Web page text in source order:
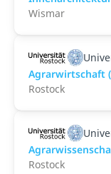
Wismar
Agrarwirtschaft
Rostock
Rostock